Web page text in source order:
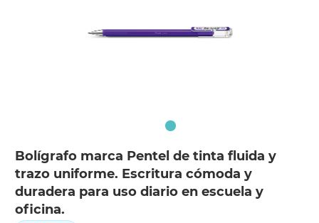
Bolígrafo marca Pentel de tinta fluida y
trazo uniforme. Escritura cómoda y
duradera para uso diario en escuela y
oficina.